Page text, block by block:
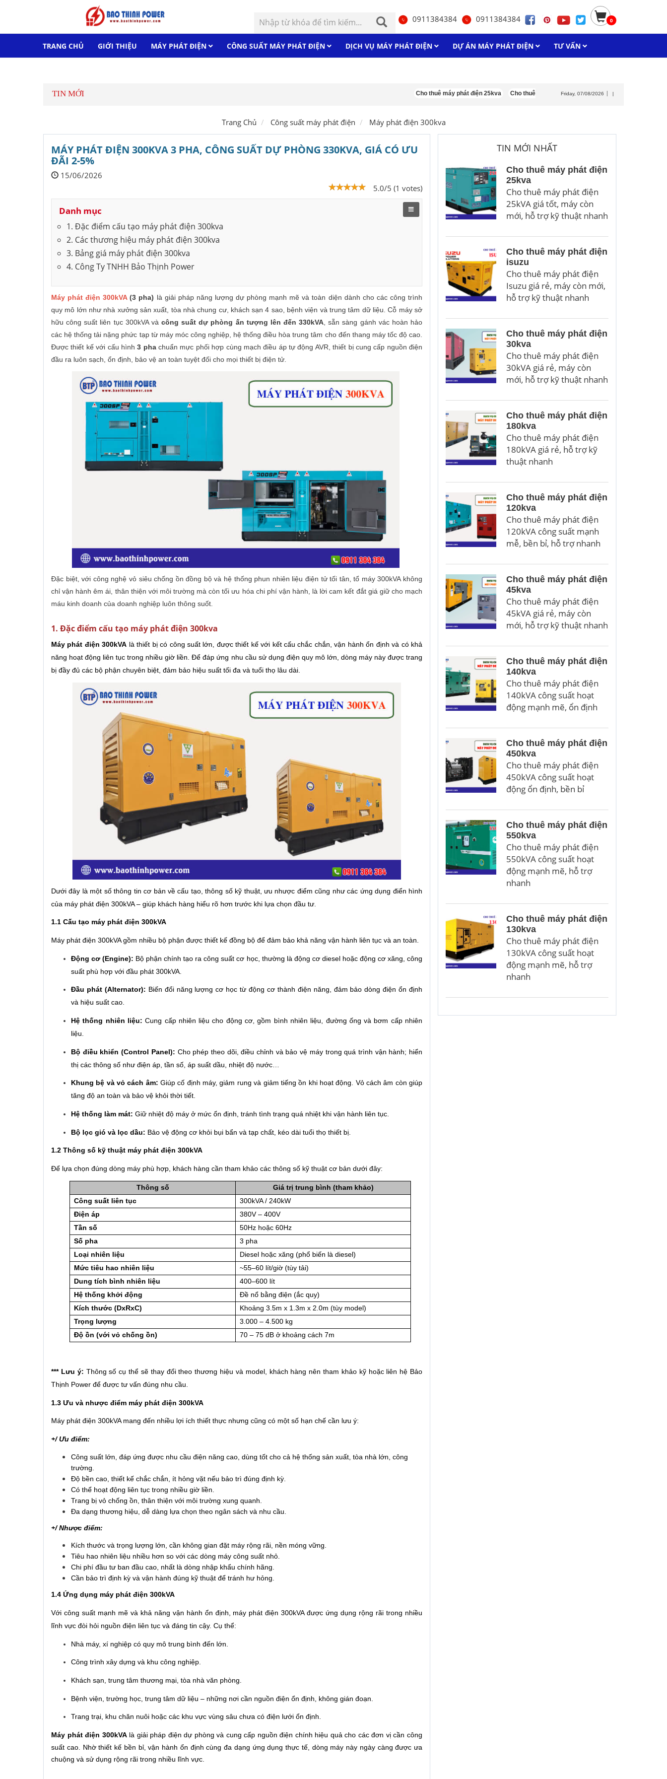
0911384384 0911384384 0
TRANG CHỦ GIỚI THIỆU MÁY PHÁT ĐIỆN CÔNG SUẤT MÁY PHÁT ĐIỆN DỊCH VỤ MÁY PHÁT ĐIỆN DỰ ÁN MÁY PHÁT ĐIỆN TƯ VẤN
TIN MỚI Cho thuê máy phát điện 25kva Cho thuê máy phát điện isuzu Cho thuê máy phát điện
Friday, 07/08/2026 |
Trang Chủ Công suất máy phát điện Máy phát điện 300kva
MÁY PHÁT ĐIỆN 300KVA 3 PHA, CÔNG SUẤT DỰ PHÒNG 330KVA, GIÁ CÓ ƯU
ĐÃI 2-5%
15/06/2026
5.0/5 (1 votes)
Danh mục
1. Đặc điểm cấu tạo máy phát điện 300kva
2. Các thương hiệu máy phát điện 300kva
3. Bảng giá máy phát điện 300kva
4. Công Ty TNHH Bảo Thịnh Power
Máy phát điện 300kVA(3 pha) là giải pháp năng lượng dự phòng mạnh mẽ và toàn diện dành cho các công trình
quy mô lớn như nhà xưởng sản xuất, tòa nhà chung cư, khách sạn 4 sao, bệnh viện và trung tâm dữ liệu. Cỗ máy sở
hữu công suất liên tục 300kVA và công suất dự phòng ấn tượng lên đến 330kVA , sẵn sàng gánh vác hoàn hảo
các hệ thống tải nặng phức tạp từ máy móc công nghiệp, hệ thống điều hòa trung tâm cho đến thang máy tốc độ cao.
Được thiết kế với cấu hình3 phachuẩn mực phối hợp cùng mạch điều áp tự động AVR, thiết bị cung cấp nguồn điện
đầu ra luôn sạch, ổn định, bảo vệ an toàn tuyệt đối cho mọi thiết bị điện tử.
Đặc biệt, với công nghệ vỏ siêu chống ồn đồng bộ và hệ thống phun nhiên liệu điện tử tối tân, tổ máy 300kVA không
chỉ vận hành êm ái, thân thiện với môi trường mà còn tối ưu hóa chi phí vận hành, là lời cam kết đắt giá giữ cho mạch
máu kinh doanh của doanh nghiệp luôn thông suốt.
1. Đặc điểm cấu tạo máy phát điện 300kva
Máy phát điện 300kVA là thiết bị có công suất lớn, được thiết kế với kết cấu chắc chắn, vận hành ổn định và có khả
năng hoạt động liên tục trong nhiều giờ liền. Để đáp ứng nhu cầu sử dụng điện quy mô lớn, dòng máy này được trang
bị đầy đủ các bộ phận chuyên biệt, đảm bảo hiệu suất tối đa và tuổi thọ lâu dài.
Dưới đây là một số thông tin cơ bản về cấu tạo, thông số kỹ thuật, ưu nhược điểm cũng như các ứng dụng điển hình
của máy phát điện 300kVA – giúp khách hàng hiểu rõ hơn trước khi lựa chọn đầu tư.
1.1 Cấu tạo máy phát điện 300kVA
Máy phát điện 300kVA gồm nhiều bộ phận được thiết kế đồng bộ để đảm bảo khả năng vận hành liên tục và an toàn.
Động cơ (Engine): Bộ phận chính tạo ra công suất cơ học, thường là động cơ diesel hoặc động cơ xăng, công
suất phù hợp với đầu phát 300kVA.
Đầu phát (Alternator): Biến đổi năng lượng cơ học từ động cơ thành điện năng, đảm bảo dòng điện ổn định
và hiệu suất cao.
Hệ thống nhiên liệu: Cung cấp nhiên liệu cho động cơ, gồm bình nhiên liệu, đường ống và bơm cấp nhiên
liệu.
Bộ điều khiển (Control Panel): Cho phép theo dõi, điều chỉnh và bảo vệ máy trong quá trình vận hành; hiển
thị các thông số như điện áp, tần số, áp suất dầu, nhiệt độ nước…
Khung bệ và vỏ cách âm: Giúp cố định máy, giảm rung và giảm tiếng ồn khi hoạt động. Vỏ cách âm còn giúp
tăng độ an toàn và bảo vệ khỏi thời tiết.
Hệ thống làm mát: Giữ nhiệt độ máy ở mức ổn định, tránh tình trạng quá nhiệt khi vận hành liên tục.
Bộ lọc gió và lọc dầu: Bảo vệ động cơ khỏi bụi bẩn và tạp chất, kéo dài tuổi thọ thiết bị.
1.2 Thông số kỹ thuật máy phát điện 300kVA
Để lựa chọn đúng dòng máy phù hợp, khách hàng cần tham khảo các thông số kỹ thuật cơ bản dưới đây:
Thông số
Giá trị trung bình (tham khảo)
Công suất liên tục
300kVA / 240kW
Điện áp
380V – 400V
Tần số
50Hz hoặc 60Hz
Số pha
3 pha
Loại nhiên liệu
Diesel hoặc xăng (phổ biến là diesel)
Mức tiêu hao nhiên liệu
~55–60 lít/giờ (tùy tải)
Dung tích bình nhiên liệu
400–600 lít
Hệ thống khởi động
Đề nổ bằng điện (ắc quy)
Kích thước (DxRxC)
Khoảng 3.5m x 1.3m x 2.0m (tùy model)
Trọng lượng
3.000 – 4.500 kg
Độ ồn (với vỏ chống ồn)
70 – 75 dB ở khoảng cách 7m
*** Lưu ý: Thông số cụ thể sẽ thay đổi theo thương hiệu và model, khách hàng nên tham khảo kỹ hoặc liên hệ Bảo
Thịnh Power để được tư vấn đúng nhu cầu.
1.3 Ưu và nhược điểm máy phát điện 300kVA
Máy phát điện 300kVA mang đến nhiều lợi ích thiết thực nhưng cũng có một số hạn chế cần lưu ý:
+/ Ưu điểm:
Công suất lớn, đáp ứng được nhu cầu điện năng cao, dùng tốt cho cả hệ thống sản xuất, tòa nhà lớn, công
trường.
Độ bền cao, thiết kế chắc chắn, ít hỏng vặt nếu bảo trì đúng định kỳ.
Có thể hoạt động liên tục trong nhiều giờ liền.
Trang bị vỏ chống ồn, thân thiện với môi trường xung quanh.
Đa dạng thương hiệu, dễ dàng lựa chọn theo ngân sách và nhu cầu.
+/ Nhược điểm:
Kích thước và trọng lượng lớn, cần không gian đặt máy rộng rãi, nền móng vững.
Tiêu hao nhiên liệu nhiều hơn so với các dòng máy công suất nhỏ.
Chi phí đầu tư ban đầu cao, nhất là dòng nhập khẩu chính hãng.
Cần bảo trì định kỳ và vận hành đúng kỹ thuật để tránh hư hỏng.
1.4 Ứng dụng máy phát điện 300kVA
Với công suất mạnh mẽ và khả năng vận hành ổn định, máy phát điện 300kVA được ứng dụng rộng rãi trong nhiều
lĩnh vực đòi hỏi nguồn điện liên tục và đáng tin cậy. Cụ thể:
Nhà máy, xí nghiệp có quy mô trung bình đến lớn.
Công trình xây dựng và khu công nghiệp.
Khách sạn, trung tâm thương mại, tòa nhà văn phòng.
Bệnh viện, trường học, trung tâm dữ liệu – những nơi cần nguồn điện ổn định, không gián đoạn.
Trang trại, khu chăn nuôi hoặc các khu vực vùng sâu chưa có điện lưới ổn định.
Máy phát điện 300kVAlà giải pháp điện dự phòng và cung cấp nguồn điện chính hiệu quả cho các đơn vị cần công
suất cao. Nhờ thiết kế bền bỉ, vận hành ổn định cùng đa dạng ứng dụng thực tế, dòng máy này ngày càng được ưa
chuộng và sử dụng rộng rãi trong nhiều lĩnh vực.
TIN MỚI NHẤT
Cho thuê máy phát điện
25kva
Cho thuê máy phát điện
25kVA giá tốt, máy còn
mới, hỗ trợ kỹ thuật nhanh
Cho thuê máy phát điện
isuzu
Cho thuê máy phát điện
Isuzu giá rẻ, máy còn mới,
hỗ trợ kỹ thuật nhanh
Cho thuê máy phát điện
30kva
Cho thuê máy phát điện
30kVA giá rẻ, máy còn
mới, hỗ trợ kỹ thuật nhanh
Cho thuê máy phát điện
180kva
Cho thuê máy phát điện
180kVA giá rẻ, hỗ trợ kỹ
thuật nhanh
Cho thuê máy phát điện
120kva
Cho thuê máy phát điện
120kVA công suất mạnh
mễ, bền bỉ, hỗ trợ nhanh
Cho thuê máy phát điện
45kva
Cho thuê máy phát điện
45kVA giá rẻ, máy còn
mới, hỗ trợ kỹ thuật nhanh
Cho thuê máy phát điện
140kva
Cho thuê máy phát điện
140kVA công suất hoạt
động mạnh mẽ, ổn định
Cho thuê máy phát điện
450kva
Cho thuê máy phát điện
450kVA công suất hoạt
động ổn định, bền bỉ
Cho thuê máy phát điện
550kva
Cho thuê máy phát điện
550kVA công suất hoạt
động mạnh mẽ, hỗ trợ
nhanh
Cho thuê máy phát điện
130kva
Cho thuê máy phát điện
130kVA công suất hoạt
động mạnh mẽ, hỗ trợ
nhanh